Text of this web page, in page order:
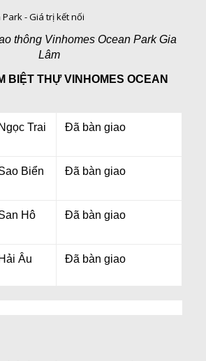
thông Vinhomes Ocean Park Gia
Lâm
BIỆT THỰ VINHOMES OCEAN
Trai Đã bàn giao
Biển Đã bàn giao
Hô Đã bàn giao
Âu Đã bàn giao